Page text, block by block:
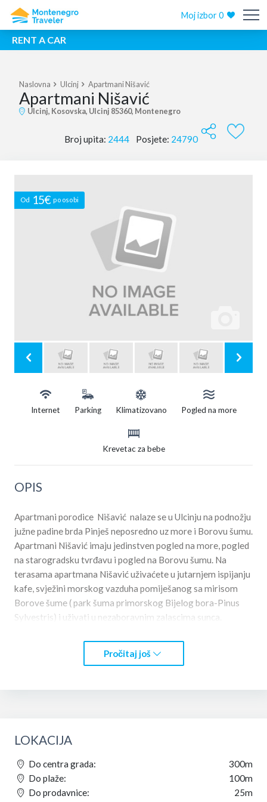
Moj izbor0
RENT A CAR
Naslovna Ulcinj Apartmani Nišavić
Apartmani Nišavić
Ulcinj, Kosovska, Ulcinj 85360, Montenegro
Broj upita: 2444 Posjete: 24790
Od 15€ po osobi
Internet Parking Klimatizovano Pogled na more
Krevetac za bebe
OPIS
Apartmani porodice Nišavić nalaze se u Ulcinju na podnožju
južne padine brda Pinješ neposredno uz more i Borovu šumu.
Apartmani Nišavić imaju jedinstven pogled na more, pogled
na starogradsku tvrđavu i pogled na Borovu šumu. Na
terasama apartmana Nišavić uživaćete u jutarnjem ispijanju
kafe, svježini morskog vazduha pomiješanog sa mirisom
Borove šume ( park šuma primorskog Bijelog bora-Pinus
Sylvestris) i uživati u nezaboravnim zalascima sunca.
zrnaca sitnog pijeska koji sadrži 29 minerala), zatim plaže
duž Borove šume sa jedinstvenom zabavom tokom dana
plaže ističe u more i obogaćuje ga u plitkom dijelu , što u
ljekovita svojstva ovog mikrolokaliteta. Ukazom kralja
Aleksandra 1926 god. Ulcinj je proglašen ,, za klimatsko
mjesto i banjsko liječilište , a sumporno alkalni izvor za
Pročitaj još
LOKACIJA
Do centra grada:
300m
Do plaže:
100m
Do prodavnice:
25m